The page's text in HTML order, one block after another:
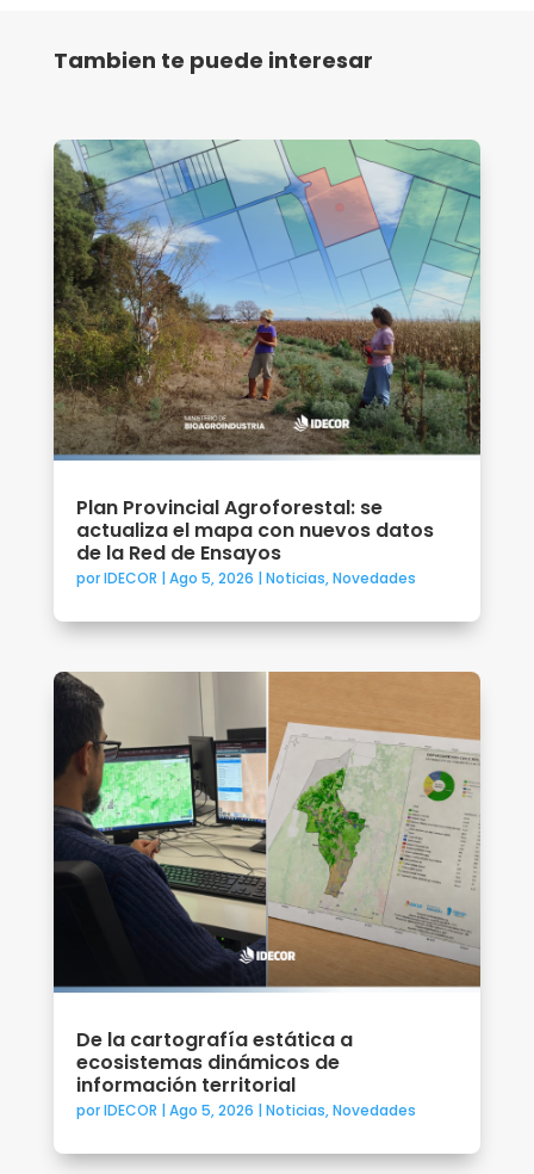
Tambien te puede interesar
Plan Provincial Agroforestal: se
actualiza el mapa con nuevos datos
de la Red de Ensayos
porIDECOR | Ago 5, 2026 | Noticias,Novedades
De la cartografía estática a
ecosistemas dinámicos de
información territorial
porIDECOR | Ago 5, 2026 | Noticias,Novedades